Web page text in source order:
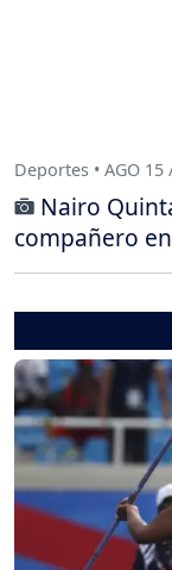
Deportes • AGO 15
Nairo
compañero